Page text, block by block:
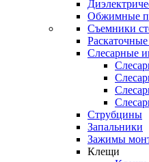
Обжимные
Съемники
Слесарные
Струбцины
Запальники
Зажимы
Клещи